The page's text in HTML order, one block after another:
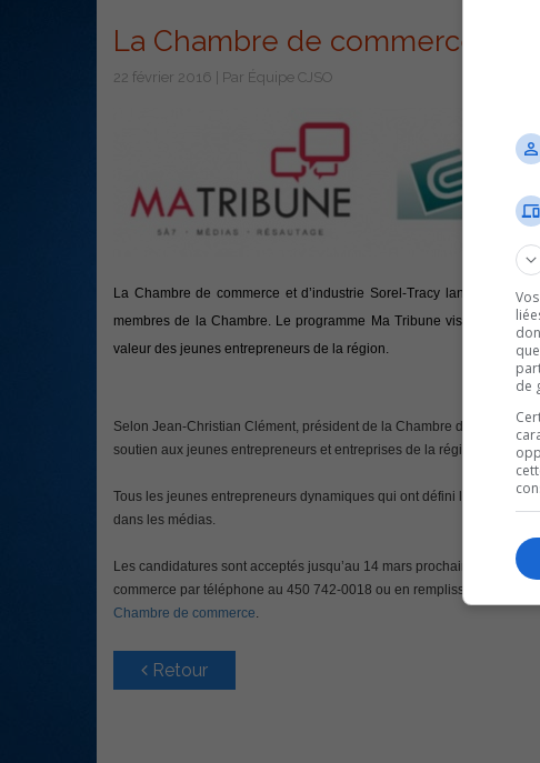
La Chambre de commerce
22 février 2016 | Par Équipe CJSO
La Chambre de commerce et d’industrie Sorel-Tracy lance un
membres de la Chambre. Le programme Ma Tribune vise à
valeur des jeunes entrepreneurs de la région.
Selon Jean-Christian Clément, président de la Chambre de
soutien aux jeunes entrepreneurs et entreprises de la région en les
Tous les jeunes entrepreneurs dynamiques qui ont défini leur
dans les médias.
Les candidatures sont acceptés jusqu’au 14 mars prochain. Il est
commerce par téléphone au 450 742-0018 ou en remplissant un
Chambre de commerce.
Retour
de